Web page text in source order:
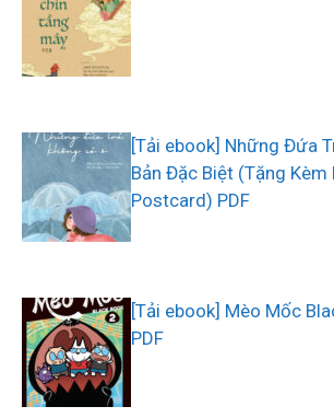
[Tải ebook] Những Đứa
Bản Đặc Biệt (Tặng Kèm
Postcard) PDF
[Tải ebook] Mèo Mốc
PDF